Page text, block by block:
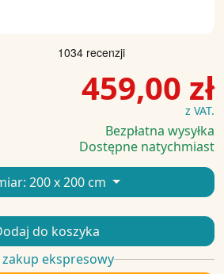
459,00 zł
z VAT.
Bezpłatna wysyłka
Dostępne natychmiast
200 x 200 cm
do koszyka
ekspresowy